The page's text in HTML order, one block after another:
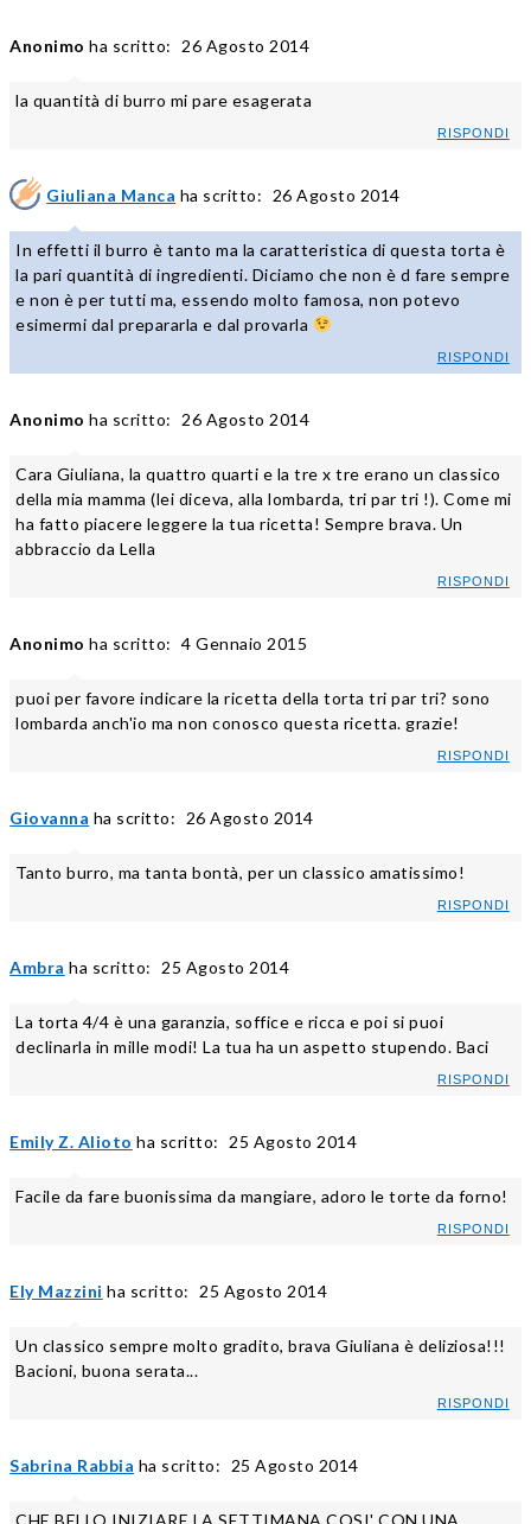
Anonimo ha scritto: 26 Agosto 2014
la quantità di burro mi pare esagerata
RISPONDI
Giuliana Manca ha scritto: 26 Agosto 2014
In effetti il burro è tanto ma la caratteristica di questa torta è
la pari quantità di ingredienti. Diciamo che non è d fare sempre
e non è per tutti ma, essendo molto famosa, non potevo
esimermi dal prepararla e dal provarla
RISPONDI
Anonimo ha scritto: 26 Agosto 2014
Cara Giuliana, la quattro quarti e la tre x tre erano un classico
della mia mamma (lei diceva, alla lombarda, tri par tri !). Come mi
ha fatto piacere leggere la tua ricetta! Sempre brava. Un
abbraccio da Lella
RISPONDI
Anonimo ha scritto: 4 Gennaio 2015
puoi per favore indicare la ricetta della torta tri par tri? sono
lombarda anch'io ma non conosco questa ricetta. grazie!
RISPONDI
Giovanna ha scritto: 26 Agosto 2014
Tanto burro, ma tanta bontà, per un classico amatissimo!
RISPONDI
Ambra ha scritto: 25 Agosto 2014
La torta 4/4 è una garanzia, soffice e ricca e poi si puoi
declinarla in mille modi! La tua ha un aspetto stupendo. Baci
RISPONDI
Emily Z. Alioto ha scritto: 25 Agosto 2014
Facile da fare buonissima da mangiare, adoro le torte da forno!
RISPONDI
Ely Mazzini ha scritto: 25 Agosto 2014
Un classico sempre molto gradito, brava Giuliana è deliziosa!!!
Bacioni, buona serata...
RISPONDI
Sabrina Rabbia ha scritto: 25 Agosto 2014
CHE BELLO INIZIARE LA SETTIMANA COSI' CON UNA